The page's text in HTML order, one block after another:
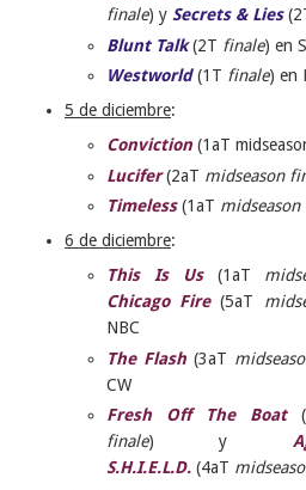
finale) y Secrets & Lies
Blunt Talk(2T finale) en
Westworld(1T finale) en
5 de diciembre:
Conviction (1aT
Lucifer(2aT midseason
Timeless(1aT midseason
6 de diciembre:
This Is Us(1aT
Chicago Fire(5aT
NBC
The Flash(3aT
CW
Fresh Off The Boat
finale) y
S.H.I.E.L.D. (4aT